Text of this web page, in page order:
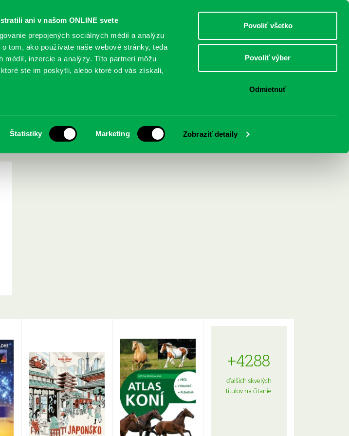
ani v našom ONLINE svete
prepojených sociálnych médií a analýzu
tom, ako používate naše webové stránky, teda
médií, inzercie a analýzy. Títo partneri môžu
ste im poskytli, alebo ktoré od vás získali,
Štatistiky Marketing Zobraziť detaily
Povoliť všetko
Povoliť výber
Odmietnuť
DOSPELÍ
POBOČKY O KNIŽNICI
systémy (nejen)
+4288
ďalších skvelých
titulov na čítanie